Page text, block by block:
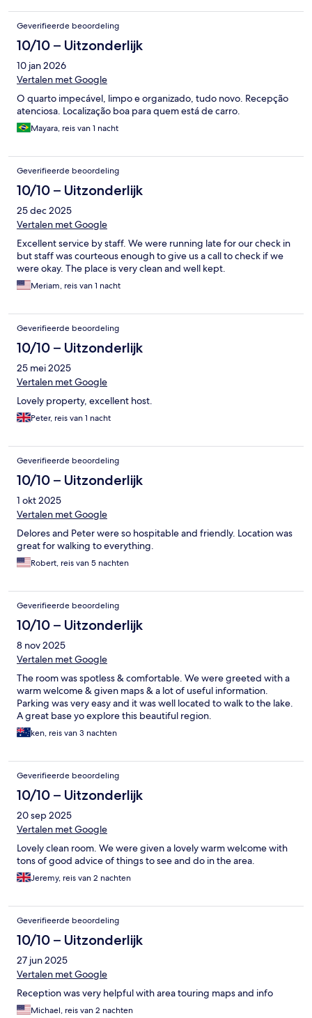
Geverifieerde beoordeling
10/10 – Uitzonderlijk
10 jan 2026
Vertalen met Google
O quarto impecável, limpo e organizado, tudo novo. Recepção
atenciosa. Localização boa para quem está de carro.
Mayara, reis van 1 nacht
Geverifieerde beoordeling
10/10 – Uitzonderlijk
25 dec 2025
Vertalen met Google
Excellent service by staff. We were running late for our check in
but staff was courteous enough to give us a call to check if we
were okay. The place is very clean and well kept.
Meriam, reis van 1 nacht
Geverifieerde beoordeling
10/10 – Uitzonderlijk
25 mei 2025
Vertalen met Google
Lovely property, excellent host.
Peter, reis van 1 nacht
Geverifieerde beoordeling
10/10 – Uitzonderlijk
1 okt 2025
Vertalen met Google
Delores and Peter were so hospitable and friendly. Location was
great for walking to everything.
Robert, reis van 5 nachten
Geverifieerde beoordeling
10/10 – Uitzonderlijk
8 nov 2025
Vertalen met Google
The room was spotless & comfortable. We were greeted with a
warm welcome & given maps & a lot of useful information.
Parking was very easy and it was well located to walk to the lake.
A great base yo explore this beautiful region.
ken, reis van 3 nachten
Geverifieerde beoordeling
10/10 – Uitzonderlijk
20 sep 2025
Vertalen met Google
Lovely clean room. We were given a lovely warm welcome with
tons of good advice of things to see and do in the area.
Jeremy, reis van 2 nachten
Geverifieerde beoordeling
10/10 – Uitzonderlijk
27 jun 2025
Vertalen met Google
Reception was very helpful with area touring maps and info
Michael, reis van 2 nachten